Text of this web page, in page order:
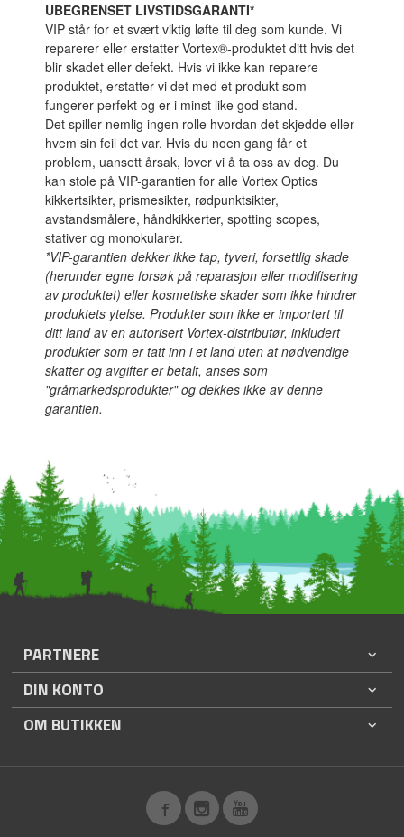
UBEGRENSET LIVSTIDSGARANTI*
VIP står for et svært viktig løfte til deg som kunde. Vi
reparerer eller erstatter Vortex®-produktet ditt hvis det
blir skadet eller defekt. Hvis vi ikke kan reparere
produktet, erstatter vi det med et produkt som
fungerer perfekt og er i minst like god stand.
Det spiller nemlig ingen rolle hvordan det skjedde eller
hvem sin feil det var. Hvis du noen gang får et
problem, uansett årsak, lover vi å ta oss av deg. Du
kan stole på VIP-garantien for alle Vortex Optics
kikkertsikter, prismesikter, rødpunktsikter,
avstandsmålere, håndkikkerter, spotting scopes,
stativer og monokularer.
*VIP-garantien dekker ikke tap, tyveri, forsettlig skade
(herunder egne forsøk på reparasjon eller modifisering
av produktet) eller kosmetiske skader som ikke hindrer
produktets ytelse. Produkter som ikke er importert til
ditt land av en autorisert Vortex-distributør, inkludert
produkter som er tatt inn i et land uten at nødvendige
skatter og avgifter er betalt, anses som
"gråmarkedsprodukter" og dekkes ikke av denne
garantien.
PARTNERE
DIN KONTO
OM BUTIKKEN